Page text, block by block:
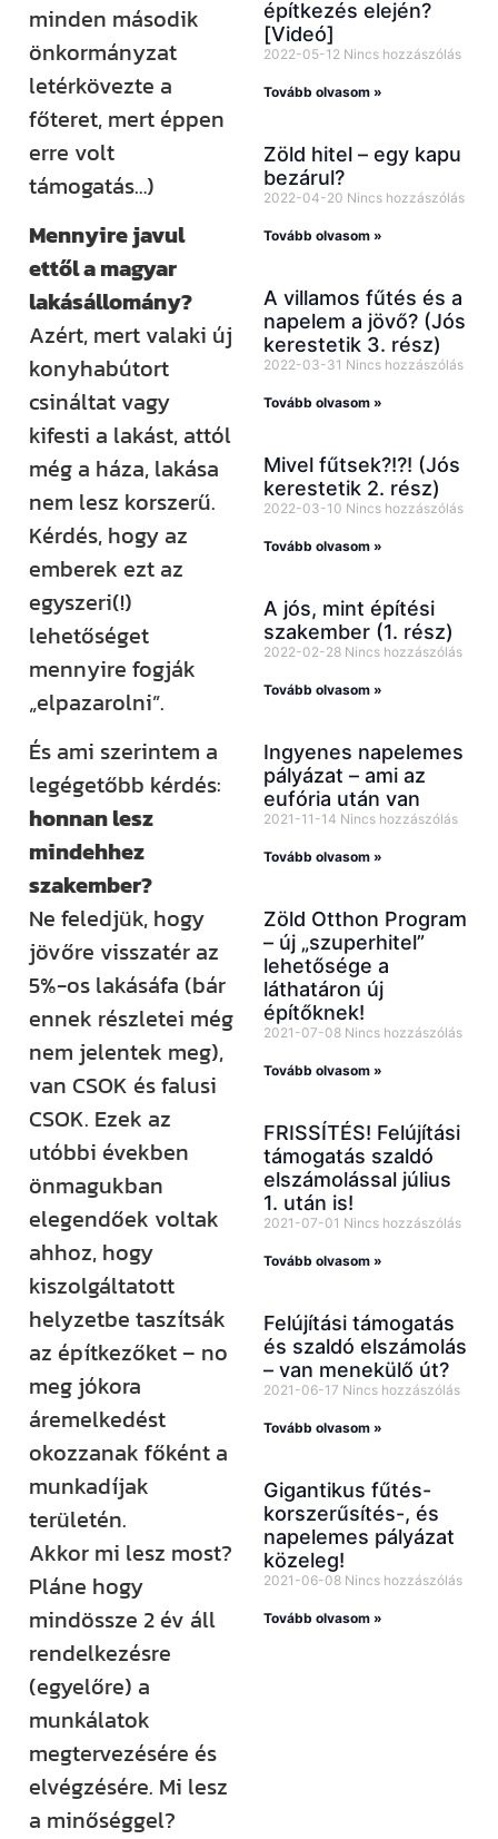
minden második
önkormányzat
letérkövezte a
főteret, mert éppen
erre volt
támogatás…)
Mennyire javul
ettől a magyar
lakásállomány?
Azért, mert valaki új
konyhabútort
csináltat vagy
kifesti a lakást, attól
még a háza, lakása
nem lesz korszerű.
Kérdés, hogy az
emberek ezt az
egyszeri(!)
lehetőséget
mennyire fogják
„elpazarolni”.
És ami szerintem a
legégetőbb kérdés:
honnan lesz
mindehhez
szakember?
Ne feledjük, hogy
jövőre visszatér az
5%-os lakásáfa (bár
ennek részletei még
nem jelentek meg),
van CSOK és falusi
CSOK. Ezek az
utóbbi években
önmagukban
elegendőek voltak
ahhoz, hogy
kiszolgáltatott
helyzetbe taszítsák
az építkezőket – no
meg jókora
áremelkedést
okozzanak főként a
munkadíjak
területén.
Akkor mi lesz most?
Pláne hogy
mindössze 2 év áll
rendelkezésre
(egyelőre) a
munkálatok
megtervezésére és
elvégzésére. Mi lesz
a minőséggel?
építkezés elején?
[Videó]
2022-05-12 Nincs hozzászólás
Tovább olvasom »
Zöld hitel – egy kapu
bezárul?
2022-04-20 Nincs hozzászólás
Tovább olvasom »
A villamos fűtés és a
napelem a jövő? (Jós
kerestetik 3. rész)
2022-03-31 Nincs hozzászólás
Tovább olvasom »
Mivel fűtsek?!?! (Jós
kerestetik 2. rész)
2022-03-10 Nincs hozzászólás
Tovább olvasom »
A jós, mint építési
szakember (1. rész)
2022-02-28 Nincs hozzászólás
Tovább olvasom »
Ingyenes napelemes
pályázat – ami az
eufória után van
2021-11-14 Nincs hozzászólás
Tovább olvasom »
Zöld Otthon Program
– új „szuperhitel”
lehetősége a
láthatáron új
építőknek!
2021-07-08 Nincs hozzászólás
Tovább olvasom »
FRISSÍTÉS! Felújítási
támogatás szaldó
elszámolással július
1. után is!
2021-07-01 Nincs hozzászólás
Tovább olvasom »
Felújítási támogatás
és szaldó elszámolás
– van menekülő út?
2021-06-17 Nincs hozzászólás
Tovább olvasom »
Gigantikus fűtés-
korszerűsítés-, és
napelemes pályázat
közeleg!
2021-06-08 Nincs hozzászólás
Tovább olvasom »